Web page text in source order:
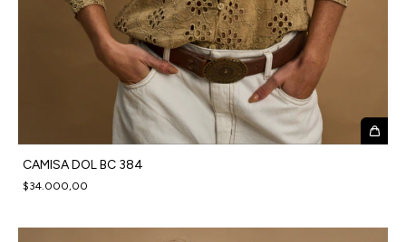
CAMISA DOL BC 384
$34.000,00